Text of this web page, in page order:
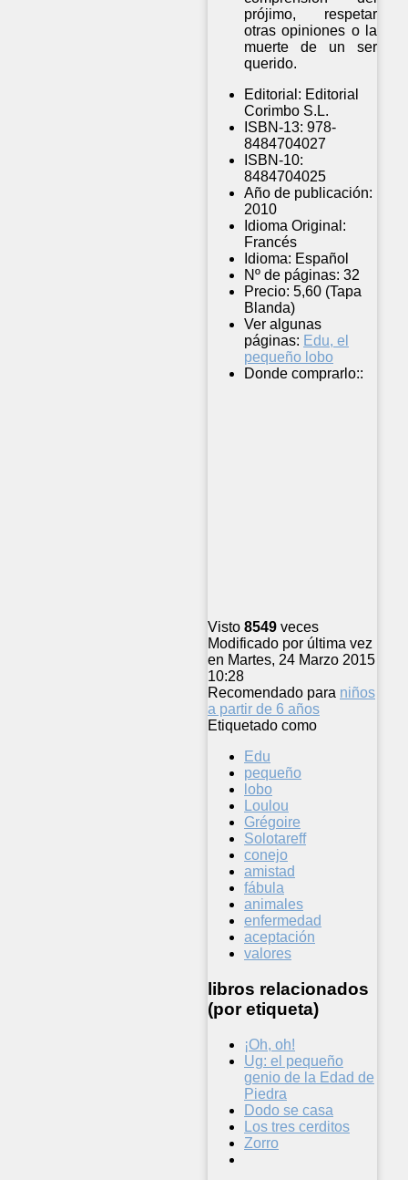
prójimo, respetar
otras opiniones o la
muerte de un ser
querido.
Editorial: Editorial
Corimbo S.L.
ISBN-13: 978-
8484704027
ISBN-10:
8484704025
Año de publicación:
2010
Idioma Original:
Francés
Idioma: Español
Nº de páginas: 32
Precio: 5,60 (Tapa
Blanda)
Ver algunas
páginas: Edu, el
pequeño lobo
Donde comprarlo::
Visto 8549 veces
Modificado por última vez
en Martes, 24 Marzo 2015
10:28
Recomendado para niños
a partir de 6 años
Etiquetado como
Edu
pequeño
lobo
Loulou
Grégoire
Solotareff
conejo
amistad
fábula
animales
enfermedad
aceptación
valores
libros relacionados
(por etiqueta)
¡Oh, oh!
Ug: el pequeño
genio de la Edad de
Piedra
Dodo se casa
Los tres cerditos
Zorro